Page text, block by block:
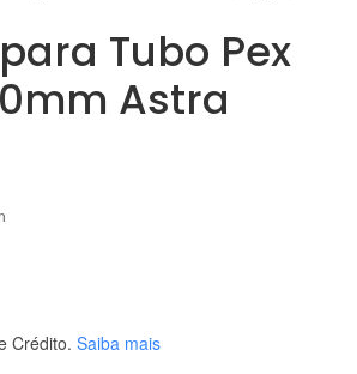
Tubo Pex
Astra
Crédito. Saiba mais